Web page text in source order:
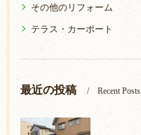
その他のリフォーム
テラス・カーポート
最近の投稿 Recent Posts